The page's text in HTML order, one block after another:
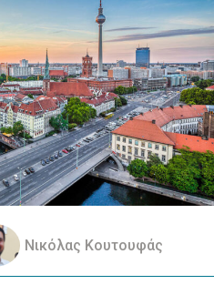
Νικόλας Κουτουφάς